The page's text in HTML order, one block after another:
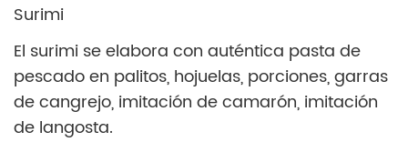
Surimi
El surimi se elabora con auténtica pasta de
pescado en palitos, hojuelas, porciones, garras
de cangrejo, imitación de camarón, imitación
de langosta.